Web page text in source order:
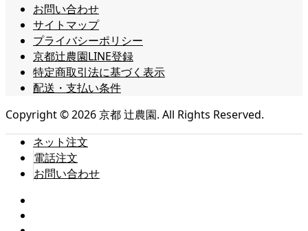
お問い合わせ
サイトマップ
プライバシーポリシー
京都辻農園LINE登録
特定商取引法に基づく表示
配送・支払い条件
Copyright ©2026京都 辻農園. All Rights Reserved.
ネット注文
電話注文
お問い合わせ